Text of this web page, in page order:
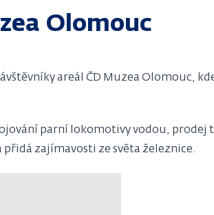
Olomouc
areál ČD Muzea Olomouc,
parní lokomotivy vodou,
zajímavosti ze světa železnice.